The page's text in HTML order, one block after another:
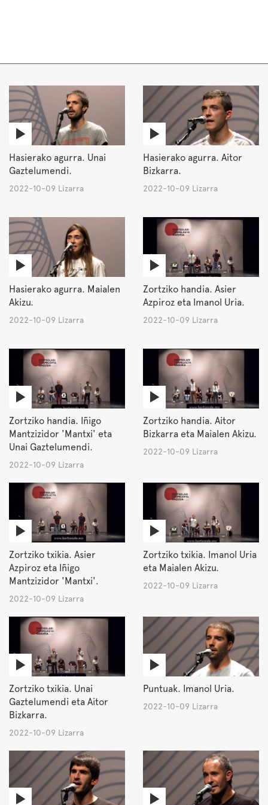
Hasierako agurra. Unai
Gaztelumendi.
2022-10-09 Lizarra
Hasierako agurra. Aitor
Bizkarra.
2022-10-09 Lizarra
Hasierako agurra. Maialen
Akizu.
2022-10-09 Lizarra
Zortziko handia. Asier
Azpiroz eta Imanol Uria.
2022-10-09 Lizarra
Zortziko handia. Iñigo
Mantzizidor 'Mantxi' eta
Unai Gaztelumendi.
2022-10-09 Lizarra
Zortziko handia. Aitor
Bizkarra eta Maialen Akizu.
2022-10-09 Lizarra
Zortziko txikia. Asier
Azpiroz eta Iñigo
Mantzizidor 'Mantxi'.
2022-10-09 Lizarra
Zortziko txikia. Imanol Uria
eta Maialen Akizu.
2022-10-09 Lizarra
Zortziko txikia. Unai
Gaztelumendi eta Aitor
Bizkarra.
2022-10-09 Lizarra
Puntuak. Imanol Uria.
2022-10-09 Lizarra